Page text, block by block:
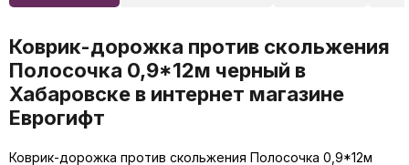
Коврик-дорожка против скольжения
Полосочка 0,9*12м черный в
Хабаровске в интернет магазине
Еврогифт
Коврик-дорожка против скольжения Полосочка 0,9*12м